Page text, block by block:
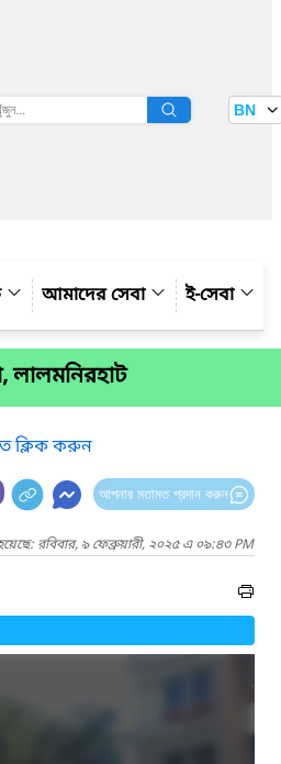
তথ্য বাতায়ন BN
আমাদের সেবা ই-সেবা
লালমনিরহাট
ক্লিক করুন
আপনার মতামত প্রদান করুন
রবিবার, ৯ ফেব্রুয়ারী, ২০২৫ এ ০৯:৪৩ PM